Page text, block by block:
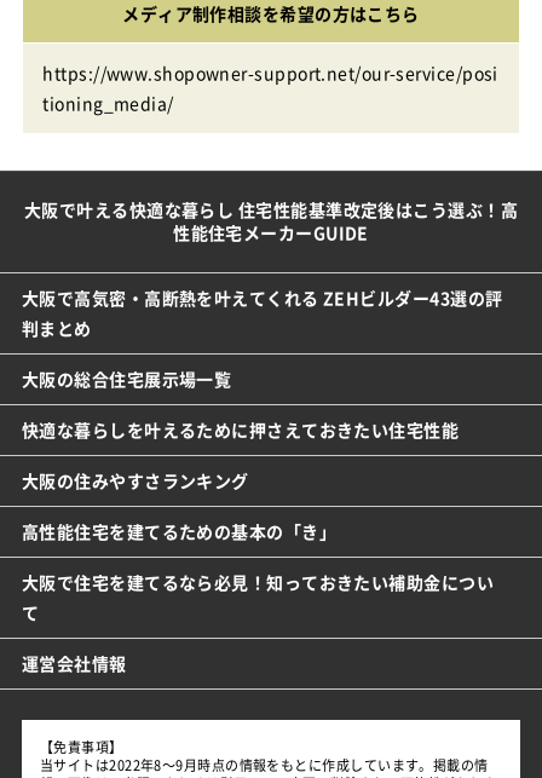
メディア制作相談を希望の方はこちら
https://www.shopowner-support.net/our-service/posi
tioning_media/
大阪で叶える快適な暮らし 住宅性能基準改定後はこう選ぶ！高
性能住宅メーカーGUIDE
大阪で高気密・高断熱を叶えてくれる ZEHビルダー43選の評
判まとめ
大阪の総合住宅展示場一覧
快適な暮らしを叶えるために押さえておきたい住宅性能
大阪の住みやすさランキング
高性能住宅を建てるための基本の「き」
大阪で住宅を建てるなら必見！知っておきたい補助金につい
て
運営会社情報
【免責事項】
当サイトは2022年8～9月時点の情報をもとに作成しています。掲載の情